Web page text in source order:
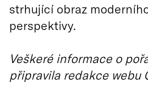
strhující obraz
perspektivy.
Veškeré informace o
připravila redakce webu